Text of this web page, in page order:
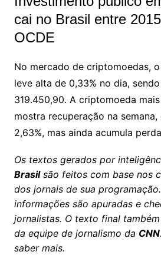
cai no Brasil entre
OCDE
No mercado de criptomoedas,
leve alta de 0,33% no dia,
319.450,90. A criptomoeda
mostra recuperação na
2,63%, mas ainda acumula
Os textos gerados por
Brasilsão feitos com base nos
dos jornais de sua
informações são apuradas e
jornalistas. O texto final
da equipe de jornalismo da CNN
saber mais.